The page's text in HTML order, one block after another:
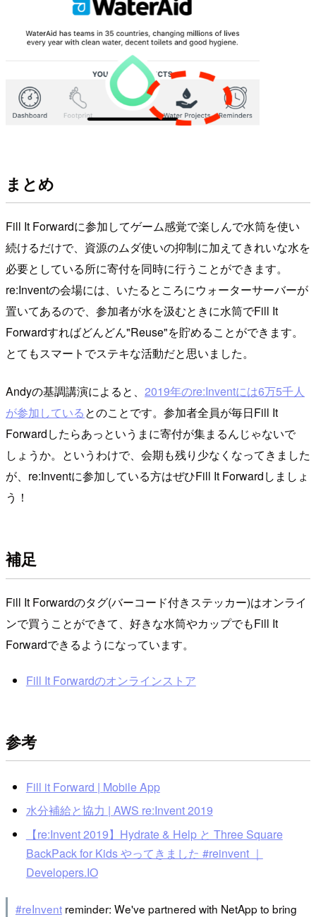
まとめ
Fill It Forwardに参加してゲーム感覚で楽しんで水筒を使い
続けるだけで、資源のムダ使いの抑制に加えてきれいな水を
必要としている所に寄付を同時に行うことができます。
re:Inventの会場には、いたるところにウォーターサーバーが
置いてあるので、参加者が水を汲むときに水筒でFill It
Forwardすればどんどん"Reuse"を貯めることができます。
とてもスマートでステキな活動だと思いました。
Andyの基調講演によると、 2019年のre:Inventには6万5千人
が参加しているとのことです。参加者全員が毎日Fill It
Forwardしたらあっというまに寄付が集まるんじゃないで
しょうか。というわけで、会期も残り少なくなってきました
が、re:Inventに参加している方はぜひFill It Forwardしましょ
う！
補足
Fill It Forwardのタグ(バーコード付きステッカー)はオンライ
ンで買うことができて、好きな水筒やカップでもFill It
Forwardできるようになっています。
Fill It Forwardのオンラインストア
参考
Fill it Forward | Mobile App
水分補給と協力 | AWS re:Invent 2019
【re:Invent 2019】Hydrate & Help と Three Square
BackPack for Kids やってきました #reinvent ｜
Developers.IO
#reInventreminder: We've partnered with NetApp to bring